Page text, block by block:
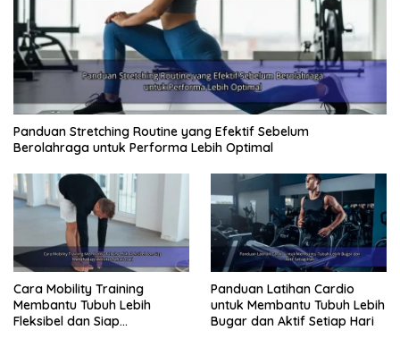
Panduan Stretching Routine yang Efektif Sebelum
Berolahraga untuk Performa Lebih Optimal
Cara Mobility Training
Membantu Tubuh Lebih
Fleksibel dan Siap
Panduan Latihan Cardio
untuk Membantu Tubuh Lebih
Bugar dan Aktif Setiap Hari